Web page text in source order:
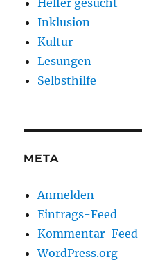
Helfer gesucht
Inklusion
Kultur
Lesungen
Selbsthilfe
META
Anmelden
Eintrags-Feed
Kommentar-Feed
WordPress.org